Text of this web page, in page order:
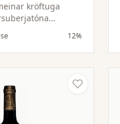
kröftuga
og ávaxtaríkari
— samstillt og vel
12%